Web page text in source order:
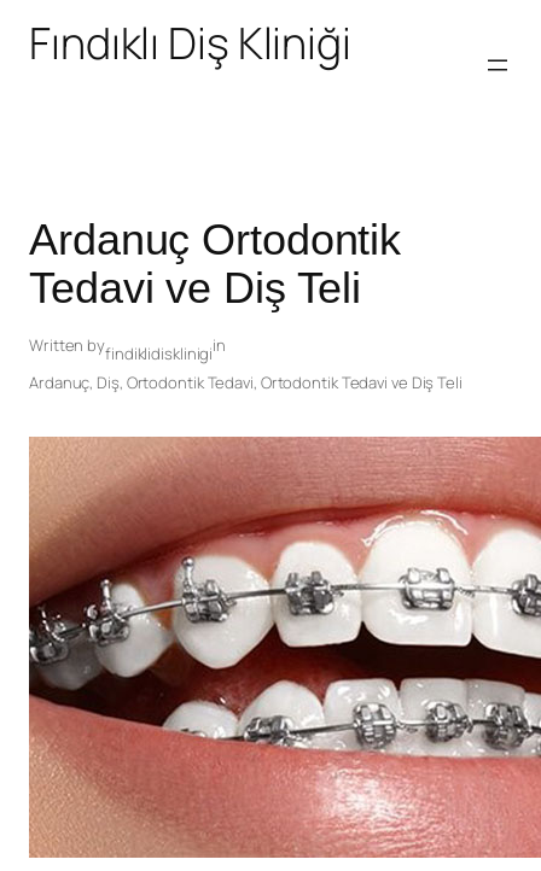
Fındıklı Diş Kliniği
Ardanuç Ortodontik
Tedavi ve Diş Teli
Written byfindiklidisklinigiin
Ardanuç, Diş, Ortodontik Tedavi, Ortodontik Tedavi ve Diş Teli